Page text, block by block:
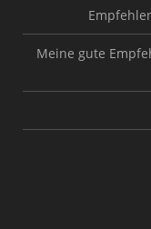
Meine gute